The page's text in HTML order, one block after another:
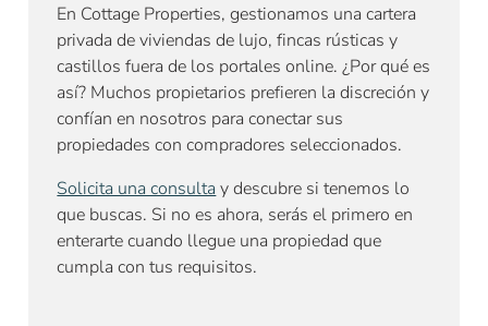
En Cottage Properties, gestionamos una cartera
privada de viviendas de lujo, fincas rústicas y
castillos fuera de los portales online. ¿Por qué es
así? Muchos propietarios prefieren la discreción y
confían en nosotros para conectar sus
propiedades con compradores seleccionados.
Solicita una consultay descubre si tenemos lo
que buscas. Si no es ahora, serás el primero en
enterarte cuando llegue una propiedad que
cumpla con tus requisitos.